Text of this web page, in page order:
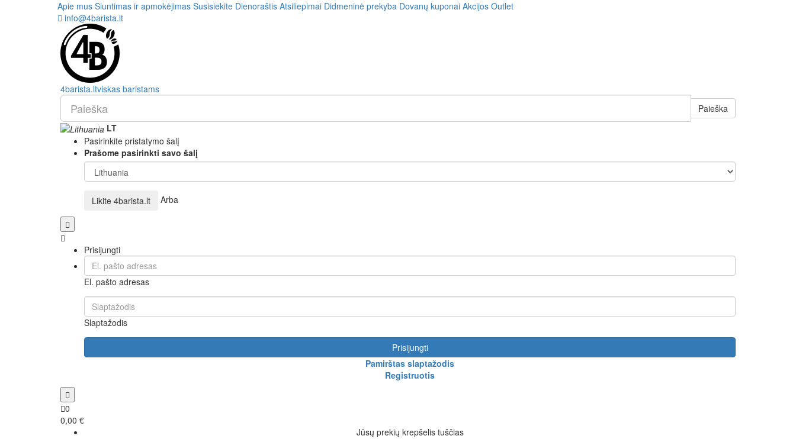
Apie mus Siuntimas ir apmokėjimas Susisiekite Dienoraštis Atsiliepimai Didmeninė prekyba Dovanų kuponai Akcijos Outlet
info@4barista.lt
4barista.ltviskas baristams
Paieška
LT
Pasirinkite pristatymo šalį
Prašome pasirinkti savo šalį
Likite 4barista.lt Arba
Prisijungti
El. pašto adresas
Slaptažodis
Prisijungti
Pamirštas slaptažodis
Registruotis
0
0,00 €
Jūsų prekių krepšelis tuščias